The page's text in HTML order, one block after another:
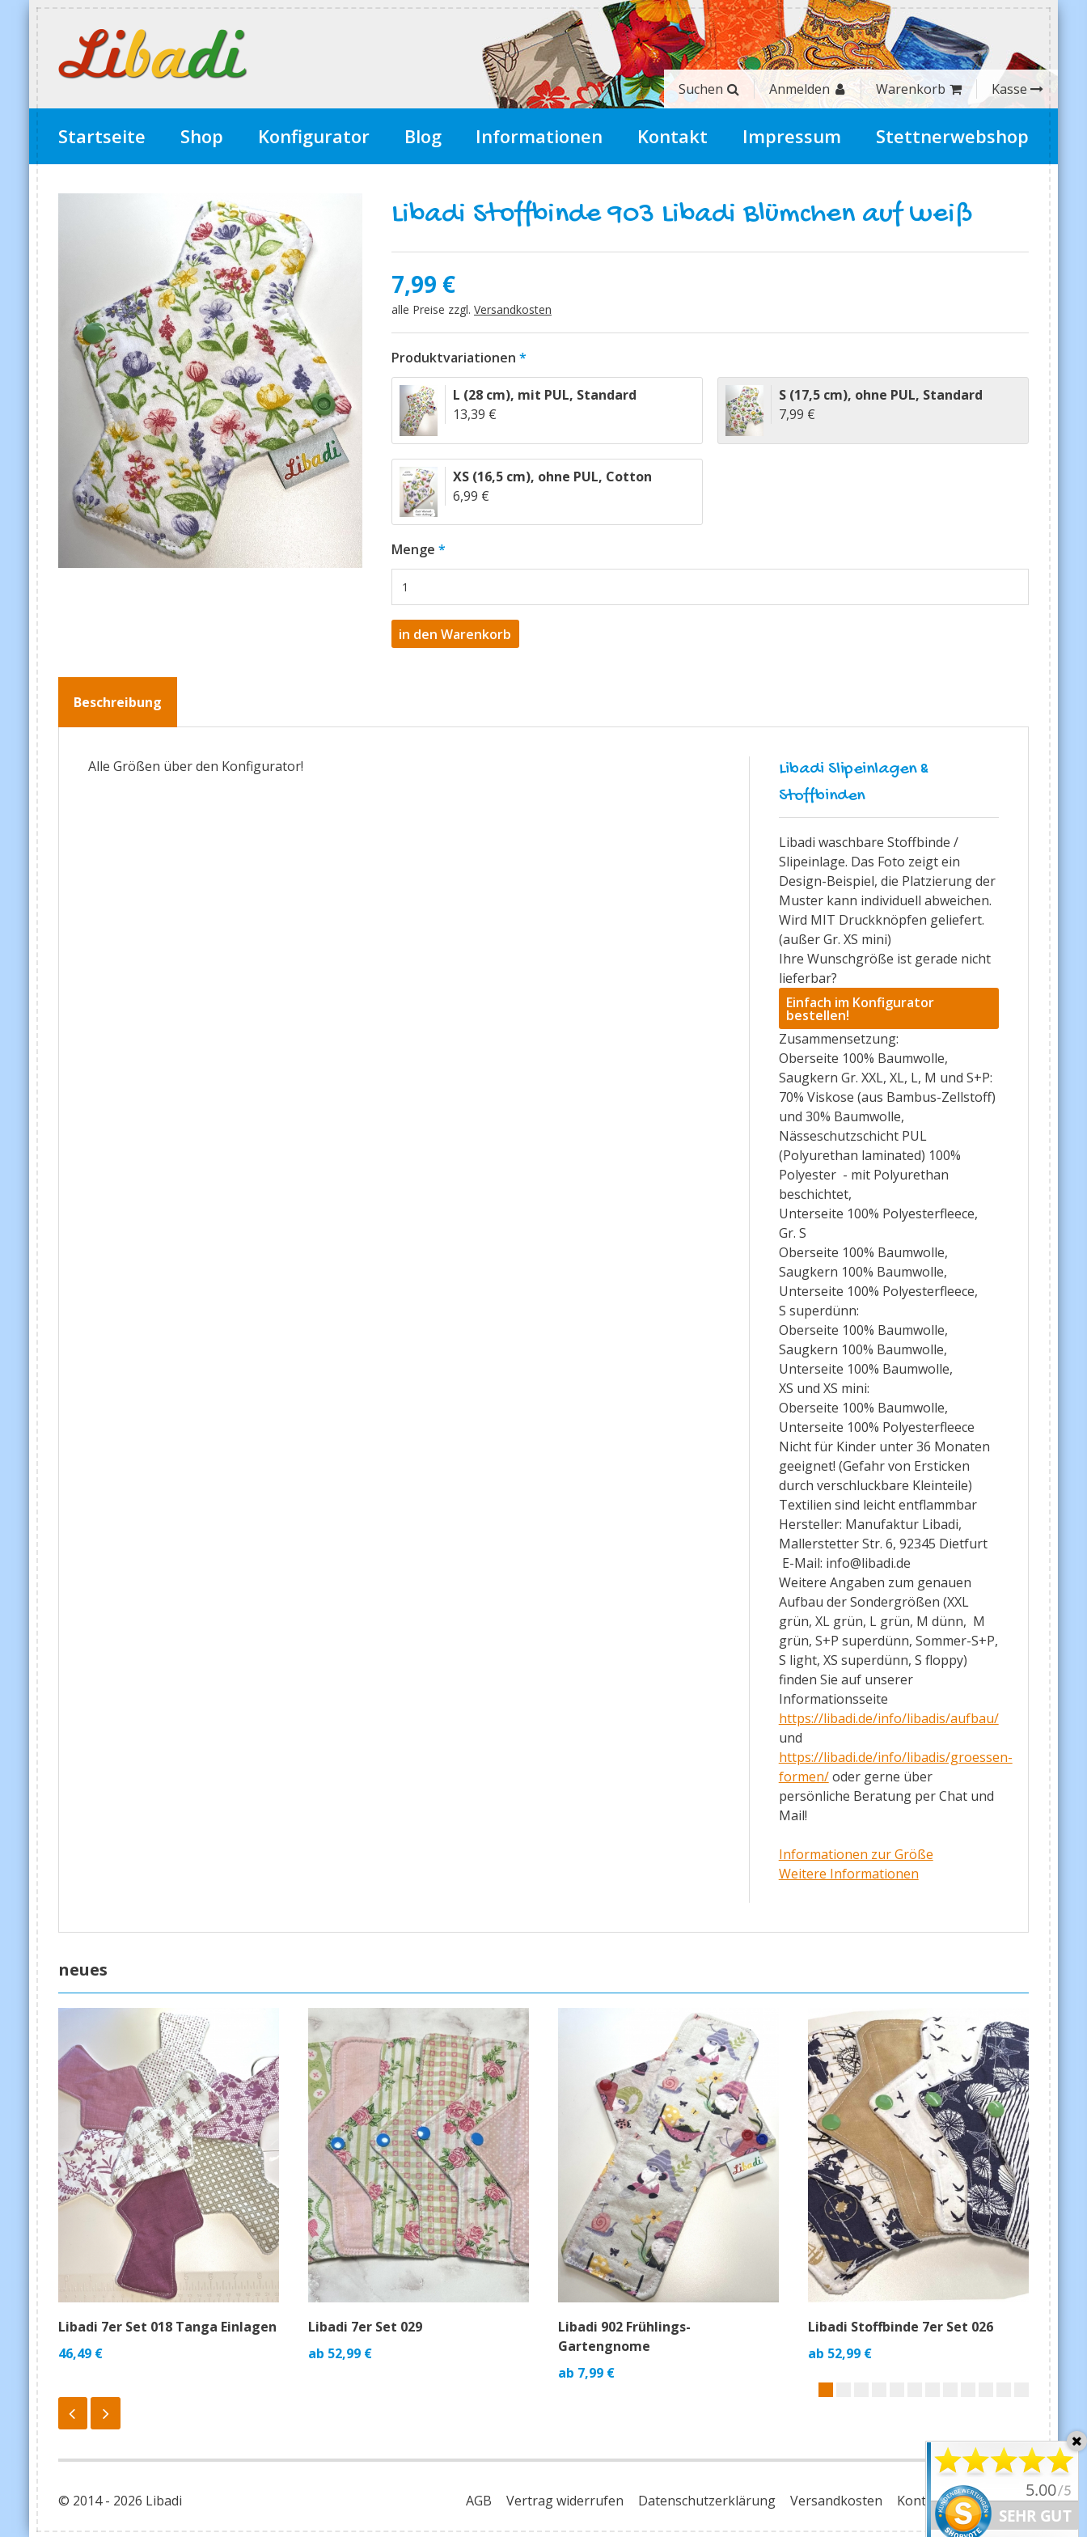
Suchen Anmelden Warenkorb Kasse
Startseite Shop Konfigurator Blog Informationen Kontakt Impressum Stettnerwebshop
Libadi Stoffbinde 903 Libadi Blümchen auf weiß
7,99 €
alle Preise zzgl. Versandkosten
Produktvariationen
L (28 cm), mit PUL, Standard
13,39 €
S (17,5 cm), ohne PUL, Standard
7,99 €
XS (16,5 cm), ohne PUL, Cotton
6,99 €
Menge
Beschreibung
Alle Größen über den Konfigurator!
Libadi Slipeinlagen &
Stoffbinden
Libadi waschbare Stoffbinde /
Slipeinlage. Das Foto zeigt ein
Design-Beispiel, die Platzierung der
Muster kann individuell abweichen.
Wird MIT Druckknöpfen geliefert.
(außer Gr. XS mini)
Ihre Wunschgröße ist gerade nicht
lieferbar?
Einfach im Konfigurator
bestellen!
Zusammensetzung:
Oberseite 100% Baumwolle,
Saugkern Gr. XXL, XL, L, M und S+P:
70% Viskose (aus Bambus-Zellstoff)
und 30% Baumwolle,
Nässeschutzschicht PUL
(Polyurethan laminated) 100%
Polyester - mit Polyurethan
beschichtet,
Unterseite 100% Polyesterfleece,
Gr. S
Oberseite 100% Baumwolle,
Saugkern 100% Baumwolle,
Unterseite 100% Polyesterfleece,
S superdünn:
Oberseite 100% Baumwolle,
Saugkern 100% Baumwolle,
Unterseite 100% Baumwolle,
XS und XS mini:
Oberseite 100% Baumwolle,
Unterseite 100% Polyesterfleece
Nicht für Kinder unter 36 Monaten
geeignet! (Gefahr von Ersticken
durch verschluckbare Kleinteile)
Textilien sind leicht entflammbar
Hersteller: Manufaktur Libadi,
Mallerstetter Str. 6, 92345 Dietfurt
E-Mail: info@libadi.de
Weitere Angaben zum genauen
Aufbau der Sondergrößen (XXL
grün, XL grün, L grün, M dünn, M
grün, S+P superdünn, Sommer-S+P,
S light, XS superdünn, S floppy)
finden Sie auf unserer
Informationsseite
https://libadi.de/info/libadis/aufbau/
und
https://libadi.de/info/libadis/groessen-
formen/oder gerne über
persönliche Beratung per Chat und
Mail!
Informationen zur Größe
Weitere Informationen
neues
Libadi 7er Set 018 Tanga Einlagen
46,49 €
Libadi 7er Set 029
ab 52,99 €
Libadi 902 Frühlings-
Gartengnome
ab 7,99 €
Libadi Stoffbinde 7er Set 026
ab 52,99 €
AGB Vertrag widerrufen Datenschutzerklärung Versandkosten Kontakt Impressum
© 2014 - 2026 Libadi